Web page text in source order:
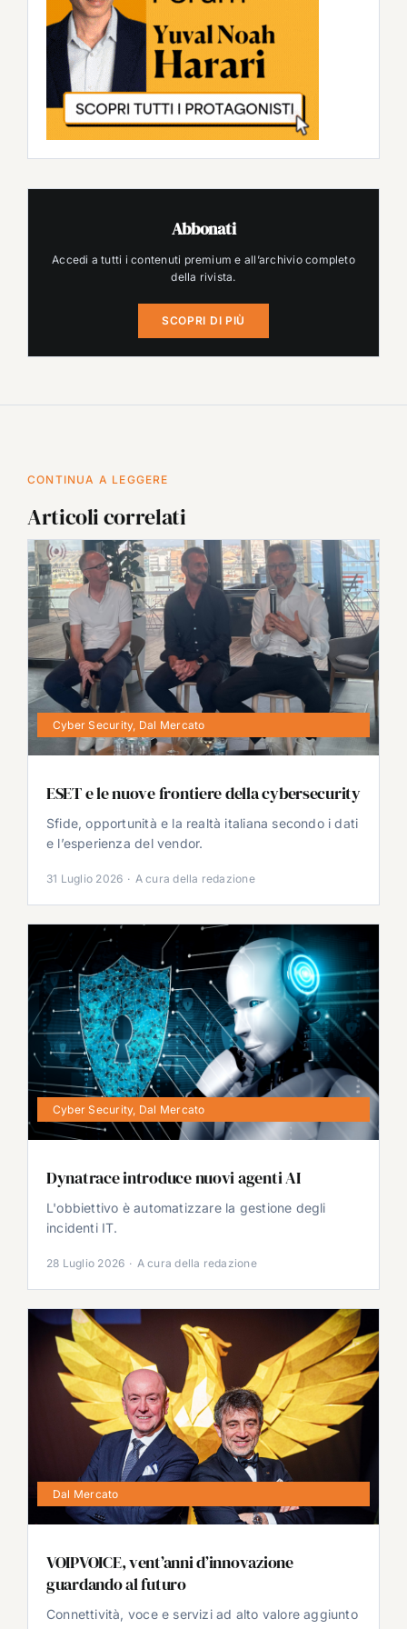
Abbonati
Accedi a tutti i contenuti premium e all’archivio completo
della rivista.
SCOPRI DI PIÙ
CONTINUA A LEGGERE
Articoli correlati
Cyber Security, Dal Mercato
ESET e le nuove frontiere della cybersecurity
Sfide, opportunità e la realtà italiana secondo i dati
e l’esperienza del vendor.
31 Luglio 2026 · A cura della redazione
Cyber Security, Dal Mercato
Dynatrace introduce nuovi agenti AI
L'obbiettivo è automatizzare la gestione degli
incidenti IT.
28 Luglio 2026 · A cura della redazione
Dal Mercato
VOIPVOICE, vent’anni d’innovazione
guardando al futuro
Connettività, voce e servizi ad alto valore aggiunto